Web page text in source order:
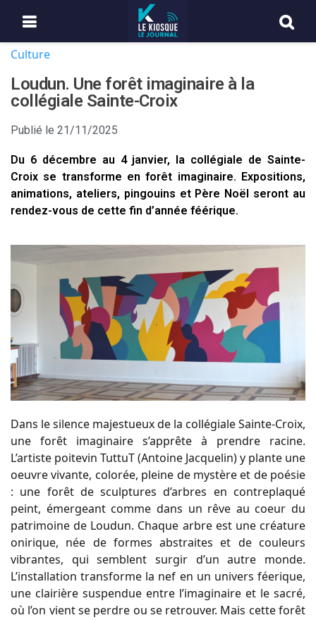
Culture
Loudun. Une forêt imaginaire à la
collégiale Sainte-Croix
Publié le 21/11/2025
Du 6 décembre au 4 janvier, la collégiale de Sainte-
Croix se transforme en forêt imaginaire. Expositions,
animations, ateliers, pingouins et Père Noël seront au
rendez-vous de cette fin d’année féérique.
Dans le silence majestueux de la collégiale Sainte-Croix,
une forêt imaginaire s’apprête à prendre racine.
L’artiste poitevin TuttuT (Antoine Jacquelin) y plante une
oeuvre vivante, colorée, pleine de mystère et de poésie
: une forêt de sculptures d’arbres en contreplaqué
peint, émergeant comme dans un rêve au coeur du
patrimoine de Loudun. Chaque arbre est une créature
onirique, née de formes abstraites et de couleurs
vibrantes, qui semblent surgir d’un autre monde.
L’installation transforme la nef en un univers féerique,
une clairière suspendue entre l’imaginaire et le sacré,
où l’on vient se perdre ou se retrouver. Mais cette forêt